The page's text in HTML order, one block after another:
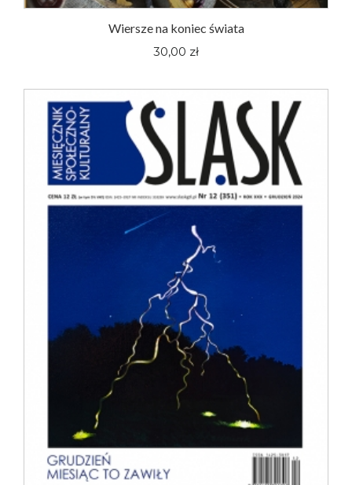
Wiersze na koniec świata
30,00 zł